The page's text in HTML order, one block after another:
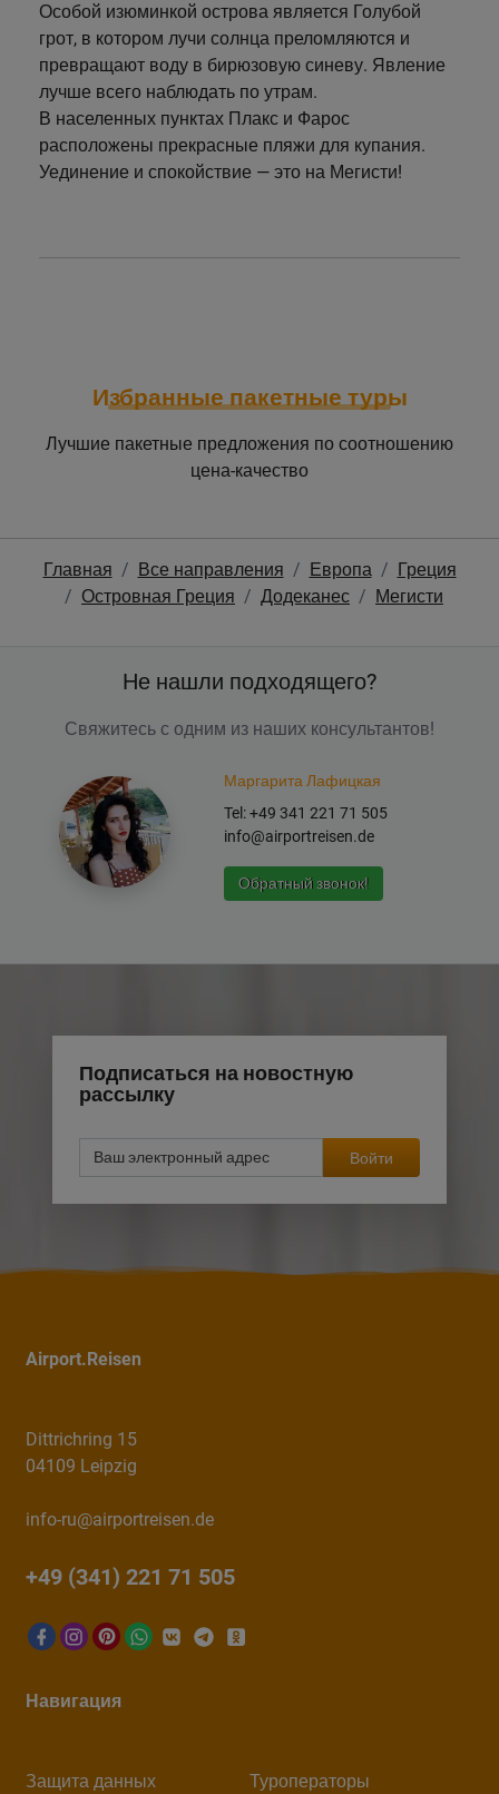
Особой изюминкой острова является Голубой
грот, в котором лучи солнца преломляются и
превращают воду в бирюзовую синеву. Явление
лучше всего наблюдать по утрам.
В населенных пунктах Плакс и Фарос
расположены прекрасные пляжи для купания.
Уединение и спокойствие — это на Мегисти!
Избранные пакетные туры
Лучшие пакетные предложения по соотношению
цена-качество
Главная Все направления Европа
Греция
Островная Греция
Додеканес Мегисти
Не нашли подходящего?
Свяжитесь с одним из наших консультантов!
Маргарита Лафицкая
Tel: +49 341 221 71 505
info@airportreisen.de
Обратный звонок!
Подписаться на новостную
рассылку
Войти
Airport.Reisen
Dittrichring 15
04109 Leipzig
info-ru@airportreisen.de
+49 (341) 221 71 505
Навигация
Защита данных Туроператоры